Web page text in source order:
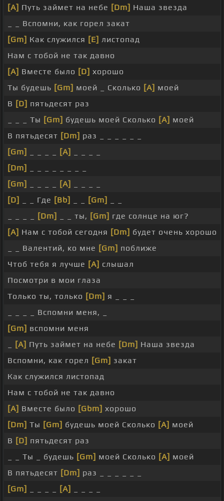
[A] Путь займет на небе [Dm] Наша звезда
_ _ Вспомни, как горел закат
[Gm] Как служился [E] листопад
Нам с тобой не так давно
[A] Вместе было [D] хорошо
Ты будешь [Gm] моей _ Сколько [A] моей
В [D] пятьдесят раз
_ _ _ Ты [Gm] будешь моей Сколько [A] моей
В пятьдесят [Dm] раз _ _ _ _ _ _
[Gm]
[A]
[Dm]
[Gm]
[A]
[D]
_ _ Где [Bb] [Gm]
[Dm] _ _ ты, [Gm] где солнце на юг?
[A] Нам с тобой сегодня [Dm] будет очень хорошо
_ _ Валентий, ко мне [Gm] поближе
Чтоб тебя я лучше [A] слышал
Посмотри в мои глаза
Только ты, только [Dm] я _ _ _
_ _ _ _ Вспомни меня, _
[Gm] вспомни меня
[A] Путь займет на небе [Dm] Наша звезда
Вспомни, как горел [Gm] закат
Как служился листопад
Нам с тобой не так давно
[A] Вместе было [Gbm] хорошо
[Dm] Ты [Gm] будешь моей Сколько [A] моей
В [D] пятьдесят раз
_ _ Ты _ будешь [Gm] моей Сколько [A] моей
В пятьдесят [Dm] раз _ _ _ _ _ _
[Gm]
[A]